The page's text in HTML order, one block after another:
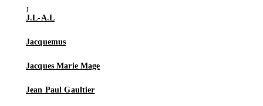
J.L-A.L
Jacquemus
Jacques Marie Mage
Jean Paul Gaultier